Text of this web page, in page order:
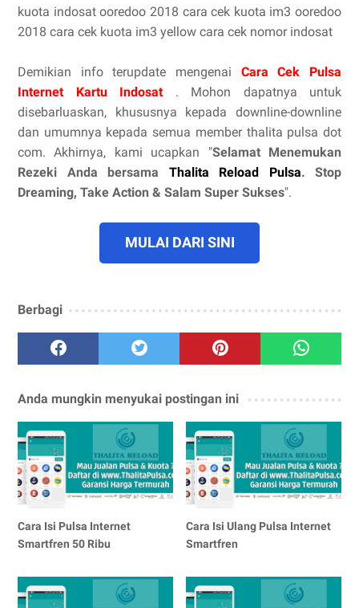
kuota indosat ooredoo 2018 cara cek kuota im3 ooredoo
2018 cara cek kuota im3 yellow cara cek nomor indosat
Demikian info terupdate mengenai Cara Cek Pulsa
Internet Kartu Indosat . Mohon dapatnya untuk
disebarluaskan, khususnya kepada downline-downline
dan umumnya kepada semua member thalita pulsa dot
com. Akhirnya, kami ucapkan "Selamat Menemukan
Rezeki Anda bersama Thalita Reload Pulsa. Stop
Dreaming, Take Action & Salam Super Sukses".
MULAI DARI SINI
Berbagi
Anda mungkin menyukai postingan ini
Cara Isi Pulsa Internet
Smartfren 50 Ribu
Cara Isi Ulang Pulsa Internet
Smartfren